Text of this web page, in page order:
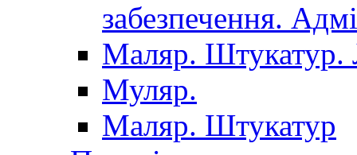
забезпечення.
Маляр. Штукатур.
Муляр.
Маляр. Штукатур